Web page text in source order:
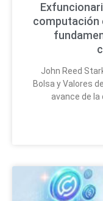
computación
John Reed
Bolsa y Valores
avance de